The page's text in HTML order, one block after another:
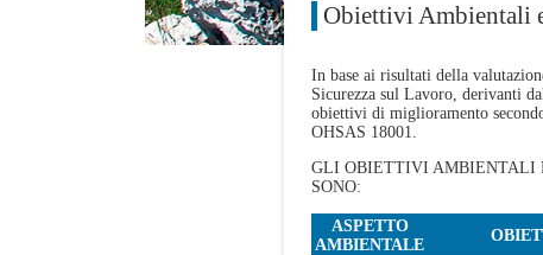
Obiettivi Ambientali
In base ai risultati della
Sicurezza sul Lavoro, derivanti
obiettivi di miglioramento
OHSAS 18001.
GLI OBIETTIVI AMBIENTALI
SONO:
ASPETTO
AMBIENTALE